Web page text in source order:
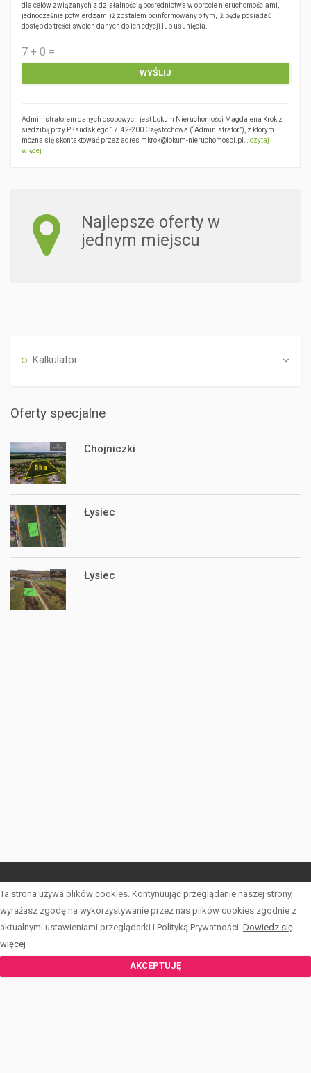
dla celów związanych z działalnością pośrednictwa w obrocie nieruchomościami,
jednocześnie potwierdzam, iż zostałem poinformowany o tym, iż będę posiadać
dostęp do treści swoich danych do ich edycji lub usunięcia.
Administratorem danych osobowych jest Lokum Nieruchomości Magdalena Krok z
siedzibą przy Piłsudskiego 17, 42-200 Częstochowa (“Administrator”), z którym
można się skontaktować przez adres mkrok@lokum-nieruchomosci.pl… czytaj
więcej
Najlepsze oferty w
jednym miejscu
Kalkulator
Oferty specjalne
Chojniczki
Łysiec
Łysiec
START
LISTA OFERT
FORMULARZE
Ta strona używa plików cookies. Kontynuując przeglądanie naszej strony,
wyrażasz zgodę na wykorzystywanie przez nas plików cookies zgodnie z
aktualnymi ustawieniami przeglądarki i Polityką Prywatności. Dowiedz się
więcej
AKCEPTUJĘ